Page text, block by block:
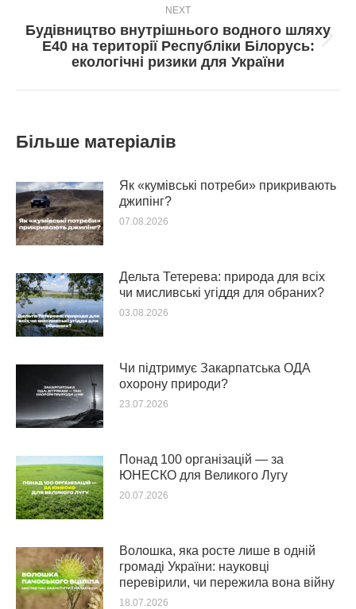
NEXT
Next
post:
Будівництво внутрішнього водного шляху
Е40 на території Республіки Білорусь:
екологічні ризики для України
Більше матеріалів
Як «кумівські потреби» прикривають
джипінг?
07.08.2026
Дельта Тетерева: природа для всіх
чи мисливські угіддя для обраних?
03.08.2026
Чи підтримує Закарпатська ОДА
охорону природи?
23.07.2026
Понад 100 організацій — за
ЮНЕСКО для Великого Лугу
20.07.2026
Волошка, яка росте лише в одній
громаді України: науковці
перевірили, чи пережила вона війну
18.07.2026